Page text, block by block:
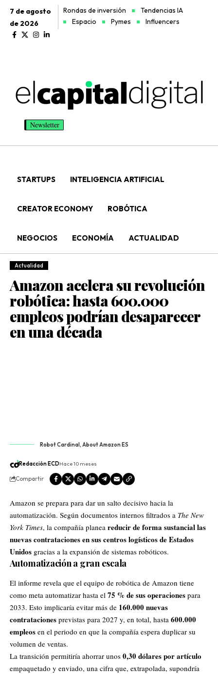
7 de agosto
de 2026
Rondas de inversión
Tendencias IA
Espacio
Pymes Influencers
Newsletter
STARTUPS INTELIGENCIA ARTIFICIAL
CREATOR ECONOMY ROBÓTICA
NEGOCIOS ECONOMÍA ACTUALIDAD
Actualidad
Amazon acelera su revolución
robótica: hasta 600.000
empleos podrían desaparecer
en una década
Robot Cardinal, About Amazon ES
Redacción ECDHace 10 meses
Compartir
Amazon se prepara para dar un salto decisivo hacia la
automatización. Según documentos internos filtrados a The New
York Times, la compañía planea reducir de forma sustancial las
nuevas contrataciones en sus centros logísticos deEstados
Unidos gracias a la expansión de sistemas robóticos.
Automatización a gran escala
El informe revela que el equipo de robótica de Amazon tiene
como meta automatizar hasta el 75 % de sus operaciones para
2033. Esto implicaría evitar más de 160.000 nuevas
contrataciones previstas para 2027 y, en total, hasta 600.000
empleos en el periodo en que la compañía espera duplicar su
volumen de ventas.
La transición permitiría ahorrar unos 0,30 dólares por artículo
empaquetado y enviado, una cifra que, extrapolada, supondría